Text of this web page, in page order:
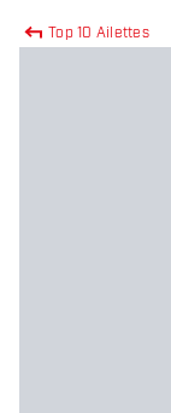
Top 10 Ailettes